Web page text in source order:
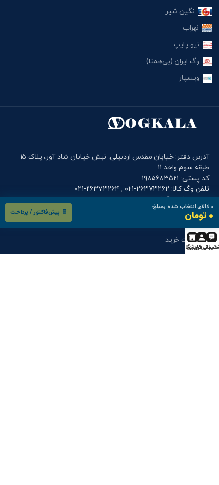
۰ کالای انتخاب شده بمبلغ:
۰ تومان 🧾 پیش‌فاکتور / پرداخت
نگین شیر
نهراب
نیو پایپ
وگ ایران (بی‌همتا)
ویسپار
آدرس دفتر: خیابان مقدس اردبیلی، نبش خیابان شاد آور، پلاک ۱۵
طبقه سوم واحد ۱۱
کد پستی: ۱۹۸۵۶۸۳۵۲۱
تلفن وگ کالا: ۲۶۳۷۳۲۶۲-۰۲۱ , ۲۶۳۷۳۲۶۴-۰۲۱
موبایل دفتر وگ کالا: ۰۹۰۰۱۲۲۷۹۱۴
فرم های کاربری
درخواست خرید
درخواست قطعه
حساب کاربری
فروشگاه